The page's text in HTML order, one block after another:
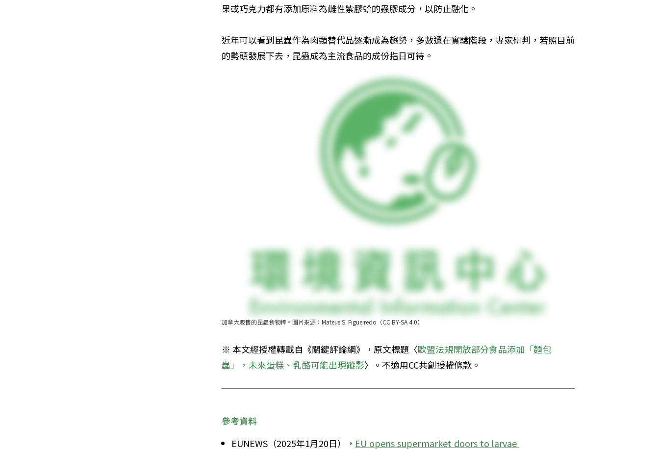
果或巧克力都有添加原料為雌性紫膠蚧的蟲膠成分，以防止融化。
近年可以看到昆蟲作為肉類替代品逐漸成為趨勢，多數還在實驗階段，專家研判，若照目前
的勢頭發展下去，昆蟲成為主流食品的成份指日可待。
加拿大販售的昆蟲食物棒。圖片來源：Mateus S. Figueiredo（CC BY-SA 4.0）
※ 本文經授權轉載自《關鍵評論網》，原文標題〈歐盟法規開放部分食品添加「麵包
蟲」，未來蛋糕、乳酪可能出現蹤影〉。不適用CC共創授權條款。
參考資料
EUNEWS（2025年1月20日）， EU opens supermarket doors to larvae